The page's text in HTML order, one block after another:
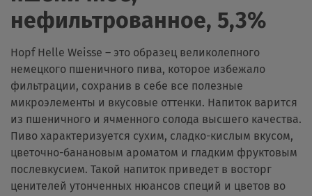
нефильтрованное, 5,3%
Hopf Helle Weisse – это образец великолепного
немецкого пшеничного пива, которое избежало
фильтрации, сохранив в себе все полезные
микроэлементы и вкусовые оттенки. Напиток варится
из пшеничного и ячменного солода высшего качества.
Пиво характеризуется сухим, сладко-кислым вкусом,
цветочно-банановым ароматом и гладким фруктовым
послевкусием. Такой напиток приведет в восторг
ценителей утонченных нюансов специй и цветов во